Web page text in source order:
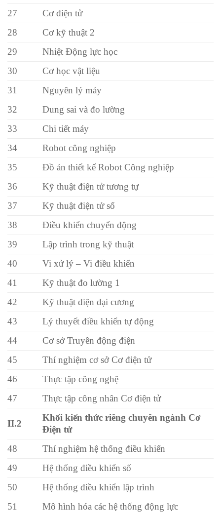
27
Cơ điện tử
28
Cơ kỹ thuật 2
29
Nhiệt Động lực học
30
Cơ học vật liệu
31
Nguyên lý máy
32
Dung sai và đo lường
33
Chi tiết máy
34
Robot công nghiệp
35
Đồ án thiết kế Robot Công nghiệp
36
Kỹ thuật điện tử tương tự
37
Kỹ thuật điện tử số
38
Điều khiển chuyển động
39
Lập trình trong kỹ thuật
40
Vi xử lý – Vi điều khiển
41
Kỹ thuật đo lường 1
42
Kỹ thuật điện đại cương
43
Lý thuyết điều khiển tự động
44
Cơ sở Truyền động điện
45
Thí nghiệm cơ sở Cơ điện tử
46
Thực tập công nghệ
47
Thực tập công nhân Cơ điện tử
II.2
Khối kiến thức riêng chuyên ngành Cơ
Điện tử
48
Thí nghiệm hệ thống điều khiển
49
Hệ thống điều khiển số
50
Hệ thống điều khiển lập trình
51
Mô hình hóa các hệ thống động lực